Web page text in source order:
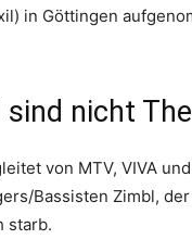
in Göttingen
nicht
von MTV, VIVA
Bassisten Zimbl,
starb.